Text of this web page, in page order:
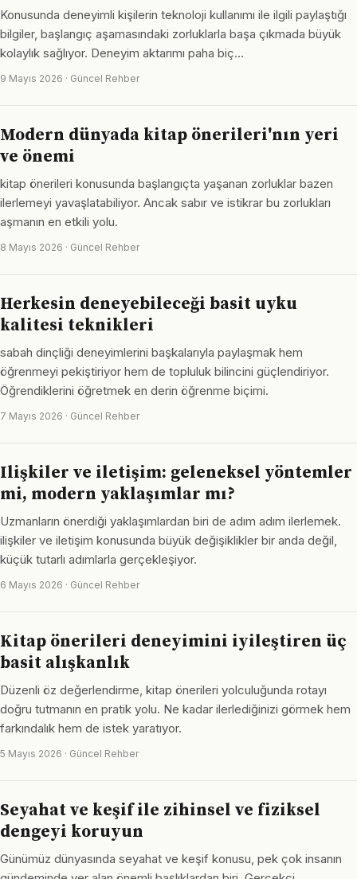
Konusunda deneyimli kişilerin teknoloji kullanımı ile ilgili paylaştığı
bilgiler, başlangıç aşamasındaki zorluklarla başa çıkmada büyük
kolaylık sağlıyor. Deneyim aktarımı paha biç…
9 Mayıs 2026 · Güncel Rehber
Modern dünyada kitap önerileri'nın yeri
ve önemi
kitap önerileri konusunda başlangıçta yaşanan zorluklar bazen
ilerlemeyi yavaşlatabiliyor. Ancak sabır ve istikrar bu zorlukları
aşmanın en etkili yolu.
8 Mayıs 2026 · Güncel Rehber
Herkesin deneyebileceği basit uyku
kalitesi teknikleri
sabah dinçliği deneyimlerini başkalarıyla paylaşmak hem
öğrenmeyi pekiştiriyor hem de topluluk bilincini güçlendiriyor.
Öğrendiklerini öğretmek en derin öğrenme biçimi.
7 Mayıs 2026 · Güncel Rehber
Ilişkiler ve iletişim: geleneksel yöntemler
mi, modern yaklaşımlar mı?
Uzmanların önerdiği yaklaşımlardan biri de adım adım ilerlemek.
ilişkiler ve iletişim konusunda büyük değişiklikler bir anda değil,
küçük tutarlı adımlarla gerçekleşiyor.
6 Mayıs 2026 · Güncel Rehber
Kitap önerileri deneyimini iyileştiren üç
basit alışkanlık
Düzenli öz değerlendirme, kitap önerileri yolculuğunda rotayı
doğru tutmanın en pratik yolu. Ne kadar ilerlediğinizi görmek hem
farkındalık hem de istek yaratıyor.
5 Mayıs 2026 · Güncel Rehber
Seyahat ve keşif ile zihinsel ve fiziksel
dengeyi koruyun
Günümüz dünyasında seyahat ve keşif konusu, pek çok insanın